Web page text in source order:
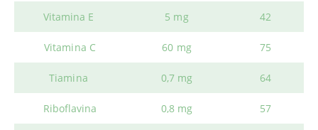
Vitamina E 5 mg 42
Vitamina C 60 mg 75
Tiamina 0,7 mg 64
Riboflavina 0,8 mg 57